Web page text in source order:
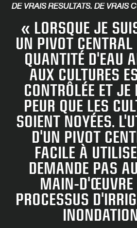
DE VRAIS RÉSULTATS. DE VRAIS
« LORSQUE JE
UN PIVOT
QUANTITÉ D'EAU
AUX CULTURES
CONTRÔLÉE ET
PEUR QUE LES
SOIENT NOYÉES.
D'UN PIVOT
FACILE À
DEMANDE PAS
MAIN-D'ŒUVRE
PROCESSUS